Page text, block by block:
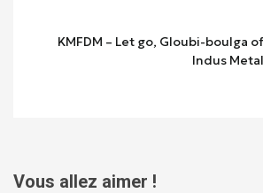
KMFDM – Let go, Gloubi-boulga of
Indus Metal
Vous allez aimer !